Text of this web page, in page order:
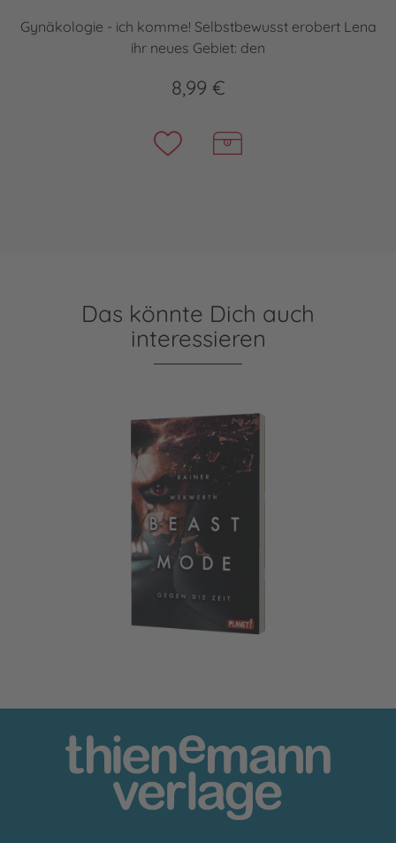
Gynäkologie - ich komme! Selbstbewusst erobert Lena
ihr neues Gebiet: den
8,99 €
Das könnte Dich auch
interessieren
Beastmode 2: Gegen die Zeit